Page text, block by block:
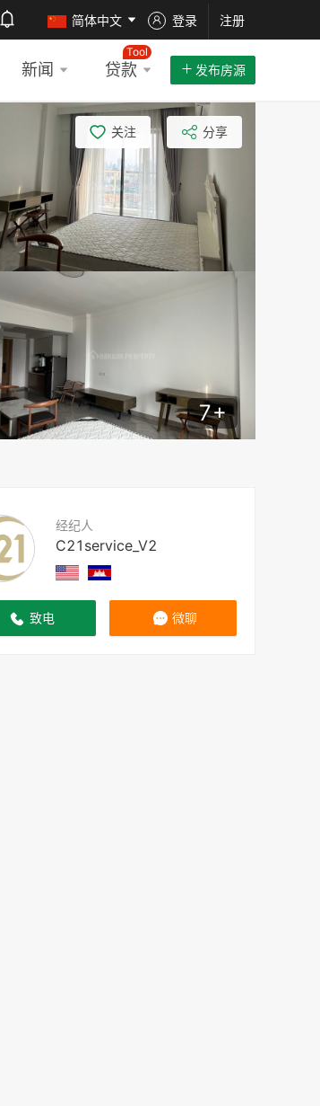
简体中文 登录 注册
新闻 贷款
Tool
发布房源
7+
关注 分享
经纪人
C21service_V2
致电 微聊